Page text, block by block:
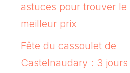
astuces pour trouver le
meilleur prix
Fête du cassoulet de
Castelnaudary : 3 jours